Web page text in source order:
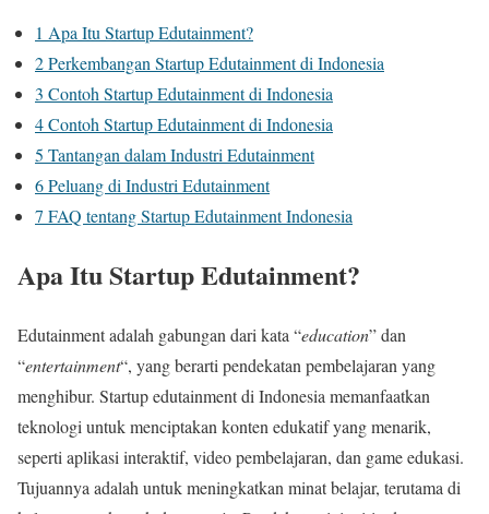
1 Apa Itu Startup Edutainment?
2Perkembangan Startup Edutainment di Indonesia
3 Contoh Startup Edutainment di Indonesia
4Contoh Startup Edutainment di Indonesia
5 Tantangan dalam Industri Edutainment
6Peluang di Industri Edutainment
7 FAQ tentang Startup Edutainment Indonesia
Apa Itu Startup Edutainment?
Edutainment adalah gabungan dari kata “education” dan
“entertainment“, yang berarti pendekatan pembelajaran yang
menghibur. Startup edutainment di Indonesia memanfaatkan
teknologi untuk menciptakan konten edukatif yang menarik,
seperti aplikasi interaktif, video pembelajaran, dan game edukasi.
Tujuannya adalah untuk meningkatkan minat belajar, terutama di